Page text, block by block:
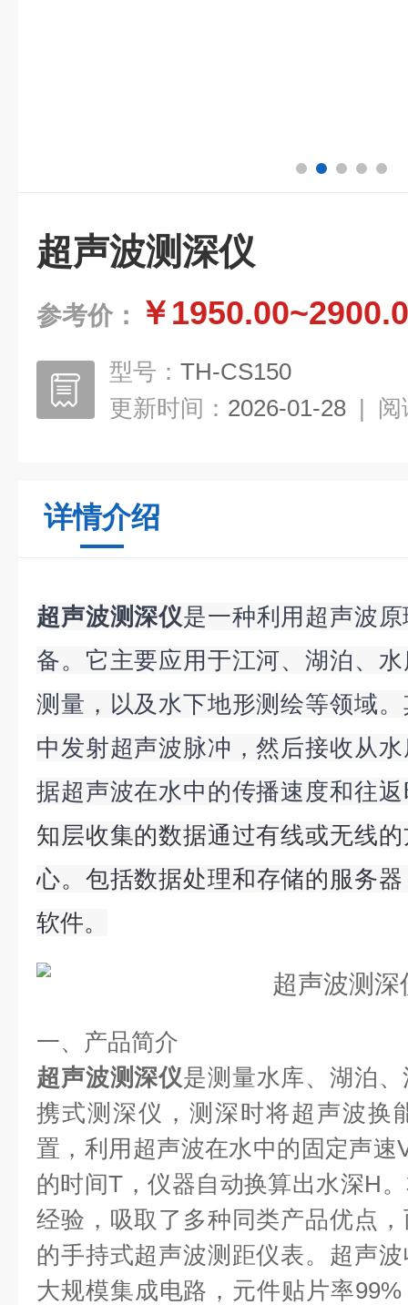
超声波测深仪
参考价： ￥
型号： TH-CS150
更新时间： 2026-01-28 | 阅
详情介绍
超声波测深仪是一种利用超声波
备。它主要应用于江河、湖泊、
测量，以及水下地形测绘等领域
中发射超声波脉冲，然后接收从
据超声波在水中的传播速度和往
知层收集的数据通过有线或无线
心。 包括数据处理和存储的服务
软件。
一、产品简介
超声波测深仪是测量水库、湖泊
携式测深仪，测深时将超声波换
置，利用超声波在水中的固定声
的时间T，仪器自动换算出水深H
经验，吸取了多种同类产品优点
的手持式超声波测距仪表。超声
大规模集成电路，元件贴片率